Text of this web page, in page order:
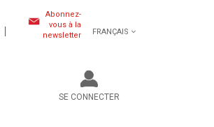
Abonnez-
vous à la
newsletter
FRANÇAIS
SE CONNECTER